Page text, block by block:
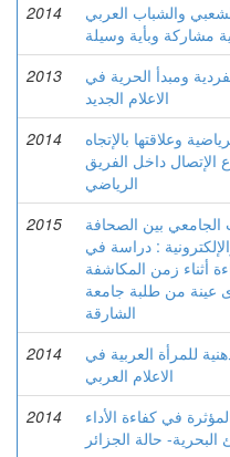
2014
والشباب العربي
مشاركة وبأية وسيلة
2013
ومبدأ الحرية في
الاعلام الجديد
2014
وعلاقتها بالإتجاه
الإتصال داخل الفريق
الرياضي
2015
الجامعي بين الصحافة
: دراسة في
أثناء زمن المكاشفة
عينة من طلبة جامعة
الشارقة
2014
للمرأة العربية في
الاعلام العربي
2014
في كفاءة الأداء